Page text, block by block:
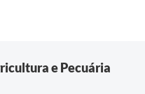
e Pecuária